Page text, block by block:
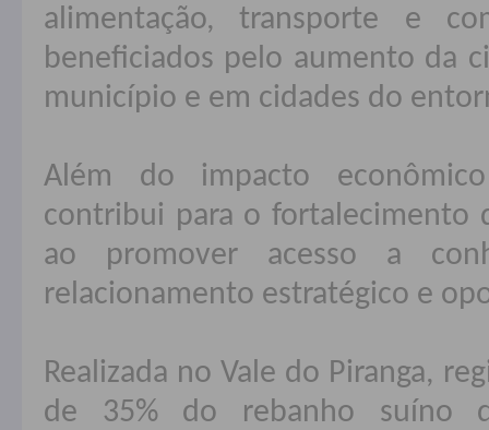
alimentação, transporte e
beneficiados pelo aumento da
município e em cidades do
Além do impacto
contribui para o fortalecimento
ao promover acesso a
relacionamento estratégico e
Realizada no Vale do Piranga,
de 35% do rebanho suíno